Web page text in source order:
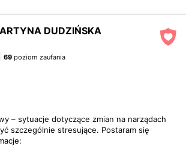
DUDZIŃSKA
69 poziom zaufania
– sytuacje dotyczące zmian na narządach
szczególnie stresujące. Postaram się